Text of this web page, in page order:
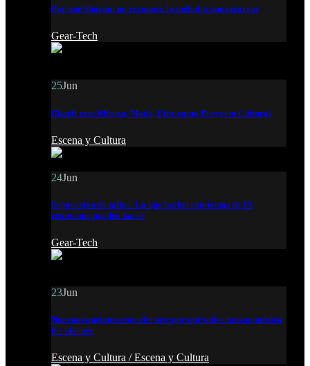
Por qué Shazam no reconoce la melodía que tarareas
Gear-Tech
25Jun
Charli xcx: Música, Moda, Cine como Proyecto Cultural
Escena y Cultura
24Jun
Separación de tallos: Lo que las herramientas de IA
realmente pueden hacer
Gear-Tech
23Jun
Nuevas canciones este viernes: por qué todos lanzan música
los viernes
Escena y Cultura /Escena y Cultura